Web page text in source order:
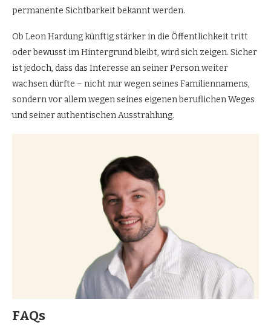
permanente Sichtbarkeit bekannt werden.
Ob Leon Hardung künftig stärker in die Öffentlichkeit tritt
oder bewusst im Hintergrund bleibt, wird sich zeigen. Sicher
ist jedoch, dass das Interesse an seiner Person weiter
wachsen dürfte – nicht nur wegen seines Familiennamens,
sondern vor allem wegen seines eigenen beruflichen Weges
und seiner authentischen Ausstrahlung.
FAQs